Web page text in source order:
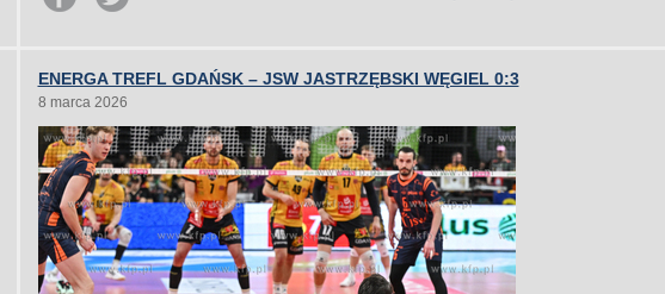
ENERGA TREFL GDAŃSK – JSW JASTRZĘBSKI WĘGIEL 0:3
8 marca 2026